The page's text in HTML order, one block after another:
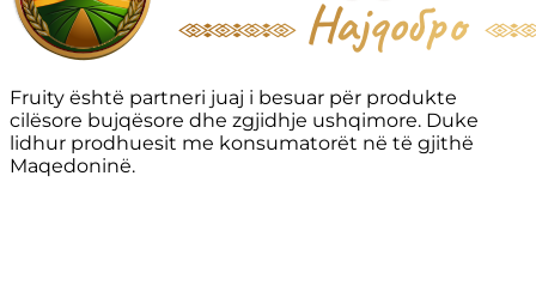
Fruity është partneri juaj i besuar për produkte
cilësore bujqësore dhe zgjidhje ushqimore. Duke
lidhur prodhuesit me konsumatorët në të gjithë
Maqedoninë.